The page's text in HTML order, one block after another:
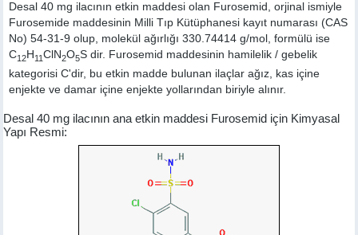
Desal 40 mg ilacının etkin maddesi olan Furosemid, orjinal ismiyle
Furosemide maddesinin Milli Tıp Kütüphanesi kayıt numarası (CAS
No) 54-31-9 olup, molekül ağırlığı 330.74414 g/mol, formülü ise
C12H 11ClN2O5S dir. Furosemid maddesinin hamilelik / gebelik
kategorisi C'dir, bu etkin madde bulunan ilaçlar ağız, kas içine
enjekte ve damar içine enjekte yollarından biriyle alınır.
Desal 40 mg ilacının ana etkin maddesi Furosemid için Kimyasal
Yapı Resmi: